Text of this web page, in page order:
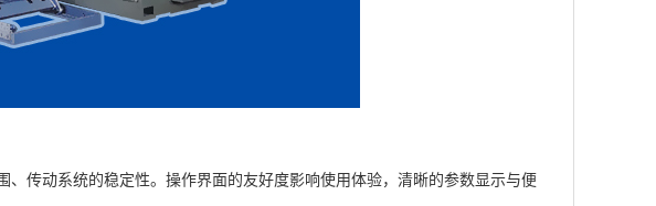
传动系统的稳定性。操作界面的友好度影响使用体验，清晰的参数显示与便